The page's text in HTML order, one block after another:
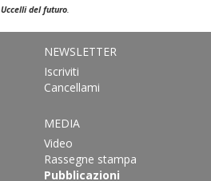
Uccelli del futuro.
NEWSLETTER
Iscriviti
Cancellami
MEDIA
Video
Rassegne stampa
Pubblicazioni